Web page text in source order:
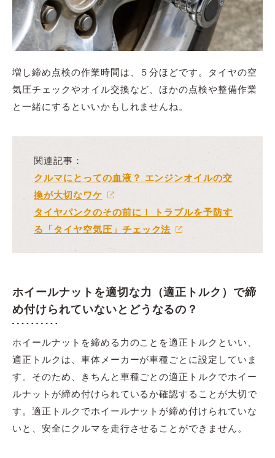
増し締め点検の作業時間は、５分ほどです。タイヤの空
気圧チェックやオイル交換など、ほかの点検や整備作業
と一緒にするといいかもしれませんね。
関連記事：
クルマにとっての血液？ エンジンオイルの交
換が大切なワケ
タイヤパンクのその前に！ トラブルを予防す
る「タイヤ空気圧」チェック法
ホイールナットを適切な力（適正トルク）で締
め付けられていないとどうなるの？
ホイールナットを締める力のことを適正トルクといい、
適正トルクは、車体メーカーが車種ごとに設定していま
す。そのため、きちんと車種ごとの適正トルクでホイー
ルナットが締め付けられているか確認することが大切で
す。適正トルクでホイールナットが締め付けられていな
いと、安全にクルマを走行させることができません。